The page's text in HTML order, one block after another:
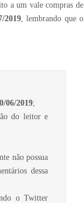
a um vale compras de
2019 , lembrando que o
06/2019;
do leitor e
não possua
dessa
o Twitter